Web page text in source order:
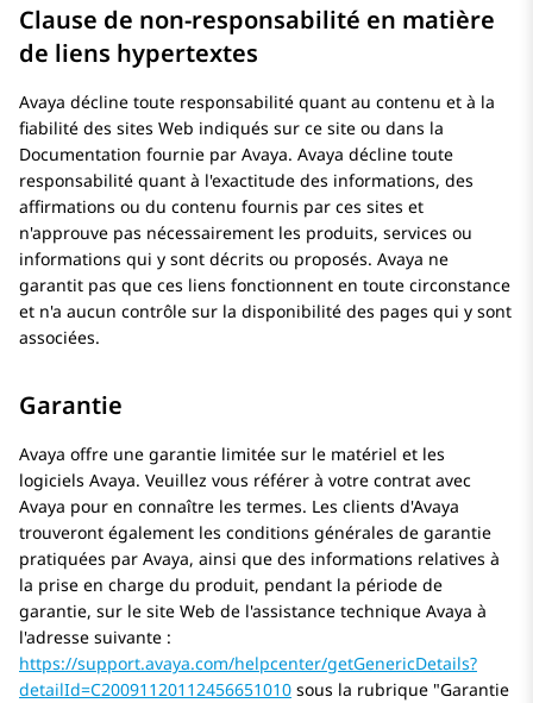
Clause de non-responsabilité en matière
de liens hypertextes
Avaya décline toute responsabilité quant au contenu et à la
fiabilité des sites Web indiqués sur ce site ou dans la
Documentation fournie par Avaya. Avaya décline toute
responsabilité quant à l'exactitude des informations, des
affirmations ou du contenu fournis par ces sites et
n'approuve pas nécessairement les produits, services ou
informations qui y sont décrits ou proposés. Avaya ne
garantit pas que ces liens fonctionnent en toute circonstance
et n'a aucun contrôle sur la disponibilité des pages qui y sont
associées.
Garantie
Avaya offre une garantie limitée sur le matériel et les
logiciels Avaya. Veuillez vous référer à votre contrat avec
Avaya pour en connaître les termes. Les clients d'Avaya
trouveront également les conditions générales de garantie
pratiquées par Avaya, ainsi que des informations relatives à
la prise en charge du produit, pendant la période de
garantie, sur le site Web de l'assistance technique Avaya à
l'adresse suivante :
https://support.avaya.com/helpcenter/getGenericDetails?
detailId=C20091120112456651010 sous la rubrique Garantie